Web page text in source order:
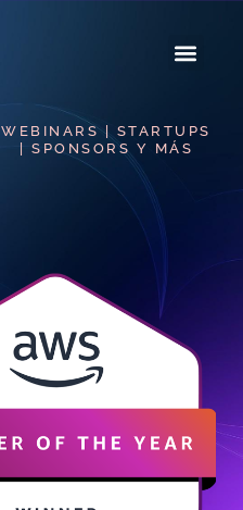
WEBINARS | STARTUPS
| SPONSORS Y MÁS